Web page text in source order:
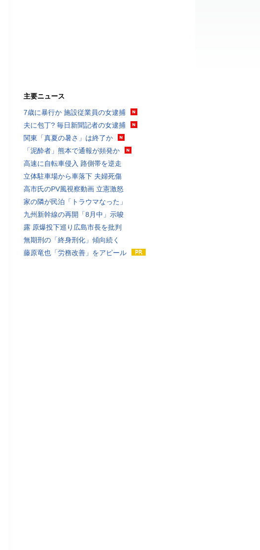
主要ニュース
7歳に暴行か 施設従業員の女逮捕
夫に包丁? 毎日新聞記者の女逮捕
関東「真夏の暑さ」は終了か
「泥酔者」熊本で通報が頻発か
高速に自転車侵入 路側帯を逆走
立体駐車場から車落下 夫婦死傷
高市氏のPV風視察動画 立憲激怒
家の隣が民泊「トラウマなった」
九州新幹線の再開「8月中」示唆
露 原爆投下巡り広島市長を批判
無期刑の「終身刑化」傾向続く
藤原竜也「労務改善」をアピール